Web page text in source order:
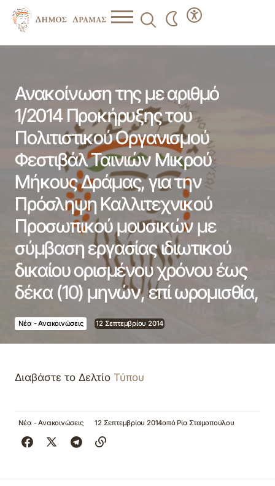
δικαίου ορισμένου χρόνου έως δέκα (10) μηνών, επί
ωρομισθία,
Ανακοίνωση της με αριθμό
1/2014 Προκήρυξης του
Πολιτιστικού Οργανισμού
Φεστιβάλ Ταινιών Μικρού
Μήκους Δράμας, για την
Πρόσληψη Καλλιτεχνικού
Προσωπικού μουσικών με
σύμβαση εργασίας ιδιωτικού
δικαίου ορισμένου χρόνου έως
δέκα (10) μηνών, επί ωρομισθία,
Νέα - Ανακοινώσεις 12 Σεπτεμβρίου 2014
Διαβάστε το Δελτίο Τύπου
Νέα - Ανακοινώσεις 12 Σεπτεμβρίου 2014από Ρία Σταμοπούλου